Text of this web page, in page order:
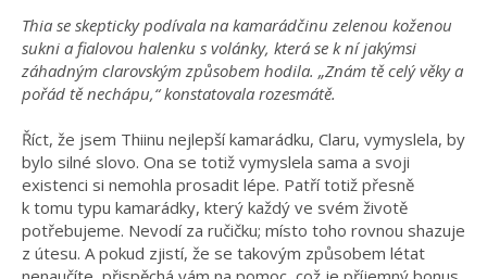
Thia se skepticky podívala na kamarádčinu zelenou koženou
sukni a fialovou halenku s volánky, která se k ní jakýmsi
záhadným clarovským způsobem hodila. „Znám tě celý věky a
pořád tě nechápu,“ konstatovala rozesmátě.
Říct, že jsem Thiinu nejlepší kamarádku, Claru, vymyslela, by
bylo silné slovo. Ona se totiž vymyslela sama a svoji
existenci si nemohla prosadit lépe. Patří totiž přesně
k tomu typu kamarádky, který každý ve svém životě
potřebujeme. Nevodí za ručičku; místo toho rovnou shazuje
z útesu. A pokud zjistí, že se takovým způsobem létat